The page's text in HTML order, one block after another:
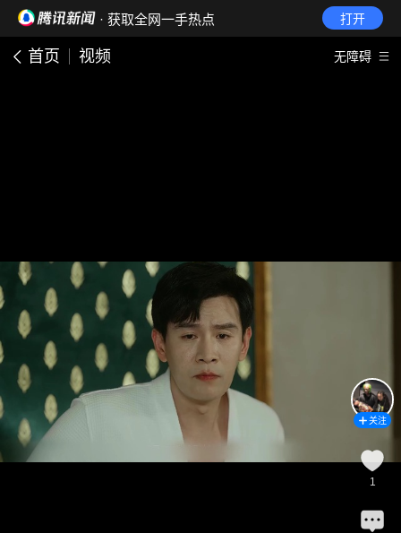
· 获取全网一手热点 打开
首页 视频 无障碍
关注
1